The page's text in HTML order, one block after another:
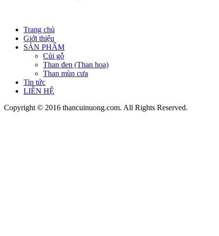
Trang chủ
Giới thiệu
SẢN PHẨM
Củi gỗ
Than đen (Than hoa)
Than mùn cưa
Tin tức
LIÊN HỆ
Copyright © 2016 thancuinuong.com. All Rights Reserved.